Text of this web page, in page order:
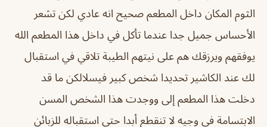
الثوم المكان داخل المطعم صحيح انه عادي لكن تشعر
‏الأحساس جميل جدا عندما تأكل في داخل هذا المطعم الله
يوفقهم ويرزقك هم على نيتهم الطيبة تلاقي في استقبال
لك عند الكاشير تحديدا شخص كبير فيس‏لا‏لكن ما قد
دخلت هذا المطعم إلى ووجدت هذا الشخص المسن
الابتسامة في وجيه لا تنقطع أبدا حتى استقباله للزبائن